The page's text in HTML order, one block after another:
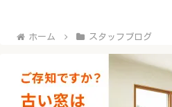
ホーム スタッフブログ